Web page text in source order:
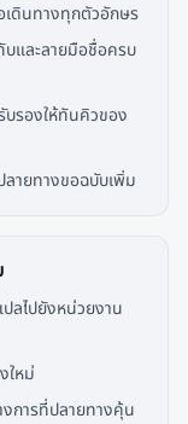
เดินทางทุกตัวอักษร
บและลายมือชื่อครบ
รองให้ทันคิวของ
ลายทางขอฉบับเพิ่ม
ลไปยังหน่วยงาน
ใหม่
การที่ปลายทางคุ้น